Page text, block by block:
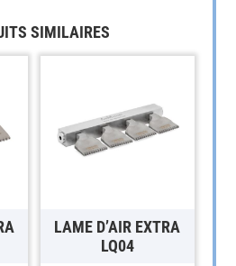
SIMILAIRES
LAME D’AIR EXTRA
LQ04